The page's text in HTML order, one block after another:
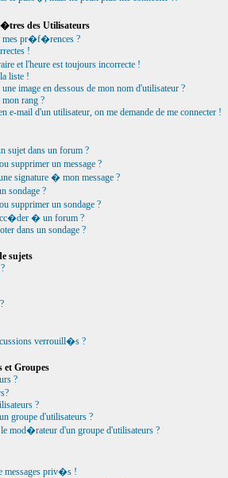
des Utilisateurs
mes pr�f�rences ?
!
et l'heure est toujours incorrecte !
liste !
image en dessous de mon nom d'utilisateur ?
rang ?
e-mail d'un utilisateur, on me demande de me connecter !
sujet dans un forum ?
supprimer un message ?
signature � mon message ?
sondage ?
supprimer un sondage ?
� un forum ?
dans un sondage ?
sujets
verrouill�s ?
et Groupes
?
?
groupe d'utilisateurs ?
mod�rateur d'un groupe d'utilisateurs ?
messages priv�s !